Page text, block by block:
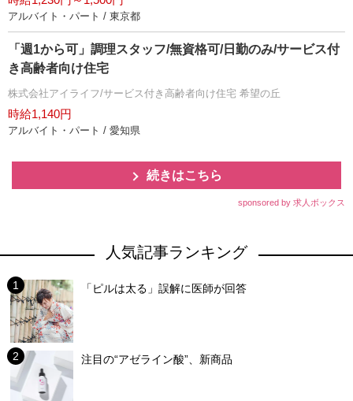
アルバイト・パート / 東京都
「週1から可」調理スタッフ/無資格可/日勤のみ/サービス付
き高齢者向け住宅
株式会社アイライフ/サービス付き高齢者向け住宅 希望の丘
時給1,140円
アルバイト・パート / 愛知県
続きはこちら
sponsored by 求人ボックス
人気記事ランキング
「ピルは太る」誤解に医師が回答
注目の“アゼライン酸”、新商品